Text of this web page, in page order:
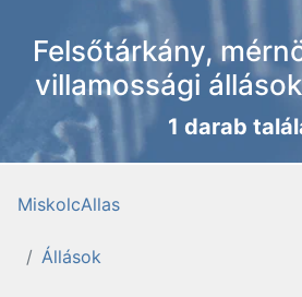
Felsőtárkány,
villamossági
1 darab
MiskolcAllas
Állások